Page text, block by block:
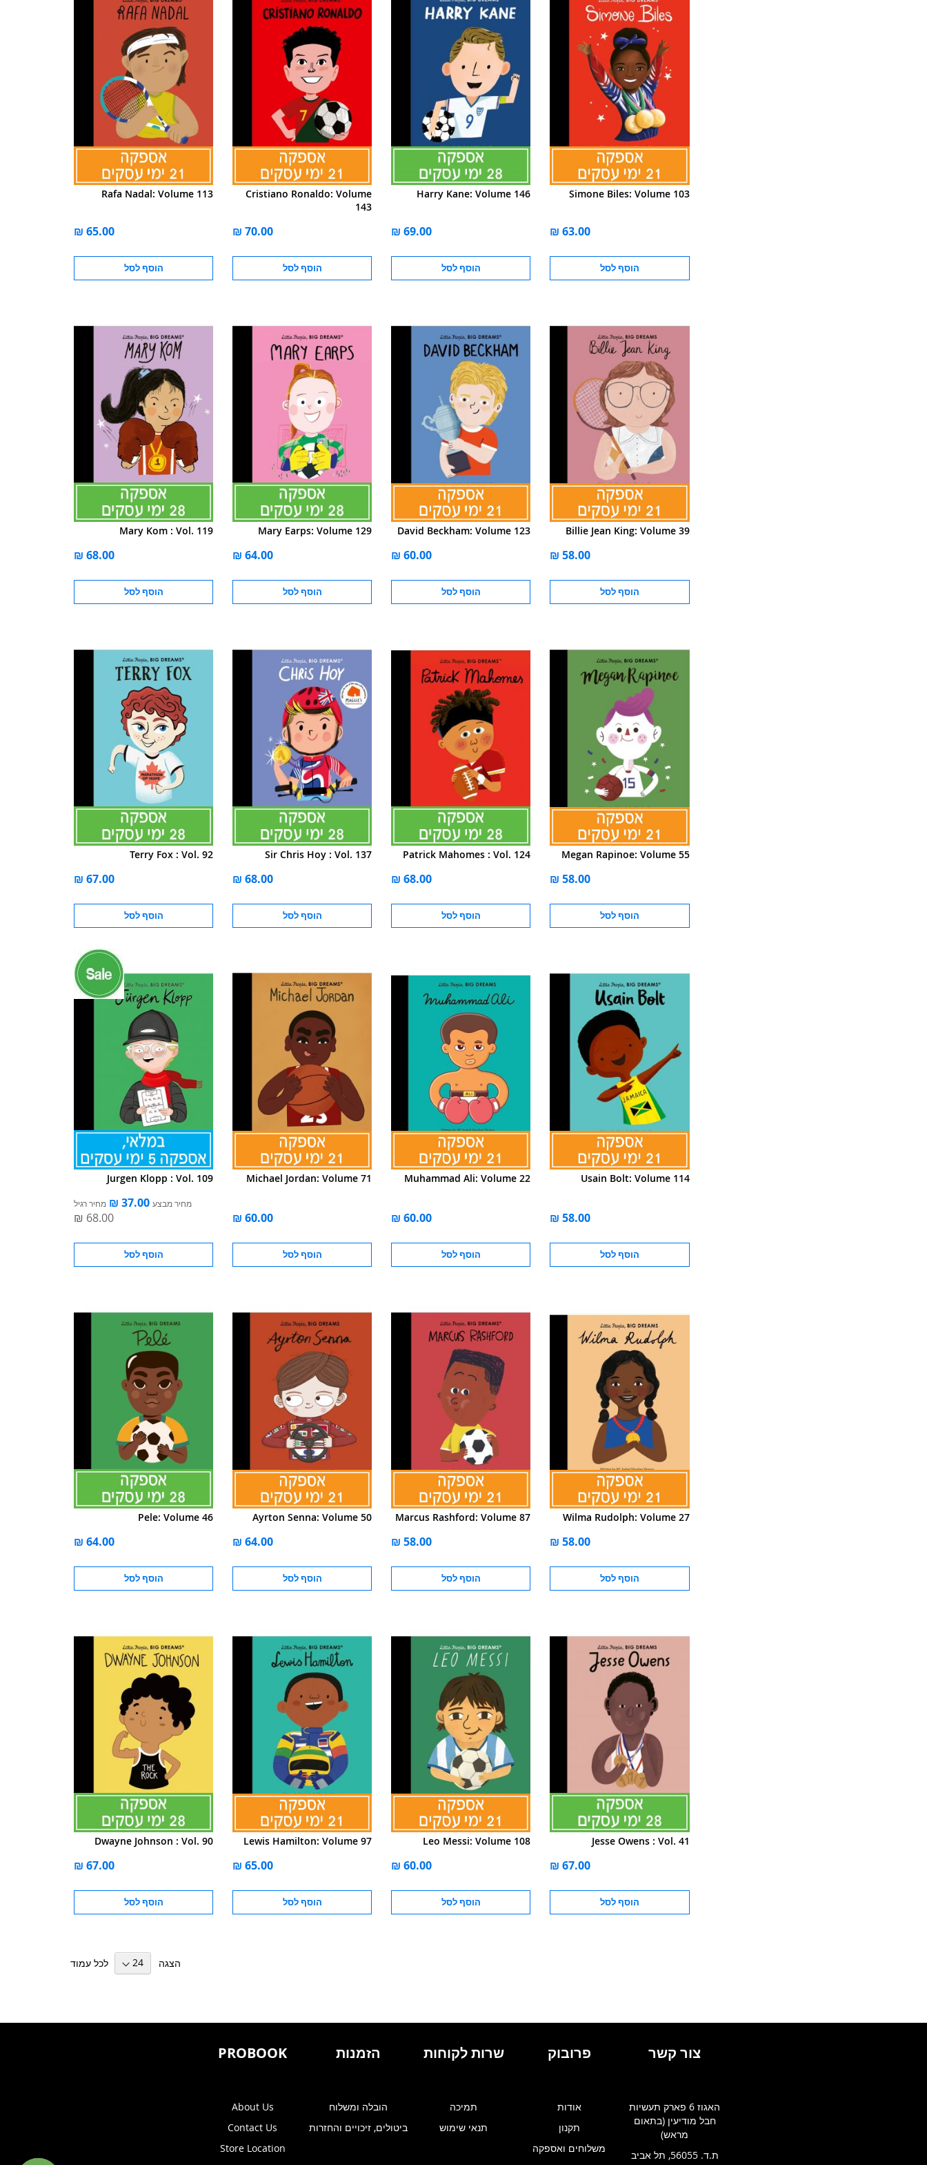
Simone Biles: Volume 103
הוסף לסל
Harry Kane: Volume 146
הוסף לסל
Cristiano Ronaldo: Volume
143
הוסף לסל
Rafa Nadal: Volume 113
הוסף לסל
Billie Jean King: Volume 39
הוסף לסל
David Beckham: Volume 123
הוסף לסל
Mary Earps: Volume 129
הוסף לסל
Mary Kom : Vol. 119
הוסף לסל
Megan Rapinoe: Volume 55
הוסף לסל
Patrick Mahomes : Vol. 124
הוסף לסל
Sir Chris Hoy : Vol. 137
הוסף לסל
Terry Fox : Vol. 92
הוסף לסל
Usain Bolt: Volume 114
הוסף לסל
Muhammad Ali: Volume 22
הוסף לסל
Michael Jordan: Volume 71
הוסף לסל
Jurgen Klopp : Vol. 109
מחיר מבצע מחיר רגיל
הוסף לסל
Wilma Rudolph: Volume 27
הוסף לסל
Marcus Rashford: Volume 87
הוסף לסל
Ayrton Senna: Volume 50
הוסף לסל
Pele: Volume 46
הוסף לסל
Jesse Owens : Vol. 41
הוסף לסל
Leo Messi: Volume 108
הוסף לסל
Lewis Hamilton: Volume 97
הוסף לסל
Dwayne Johnson : Vol. 90
הוסף לסל
הצגה לכל עמוד
צור קשר
האגוז 6 פארק תעשיות
חבל מודיעין (בתאום
מראש)
ת.ד. 56055, תל אביב
פרובוק
אודות
תקנון
משלוחים ואספקה
שרות לקוחות
תמיכה
תנאי שימוש
הזמנות
הובלה ומשלוח
ביטולים, זיכויים והחזרות
PROBOOK
About Us
Contact Us
Store Location